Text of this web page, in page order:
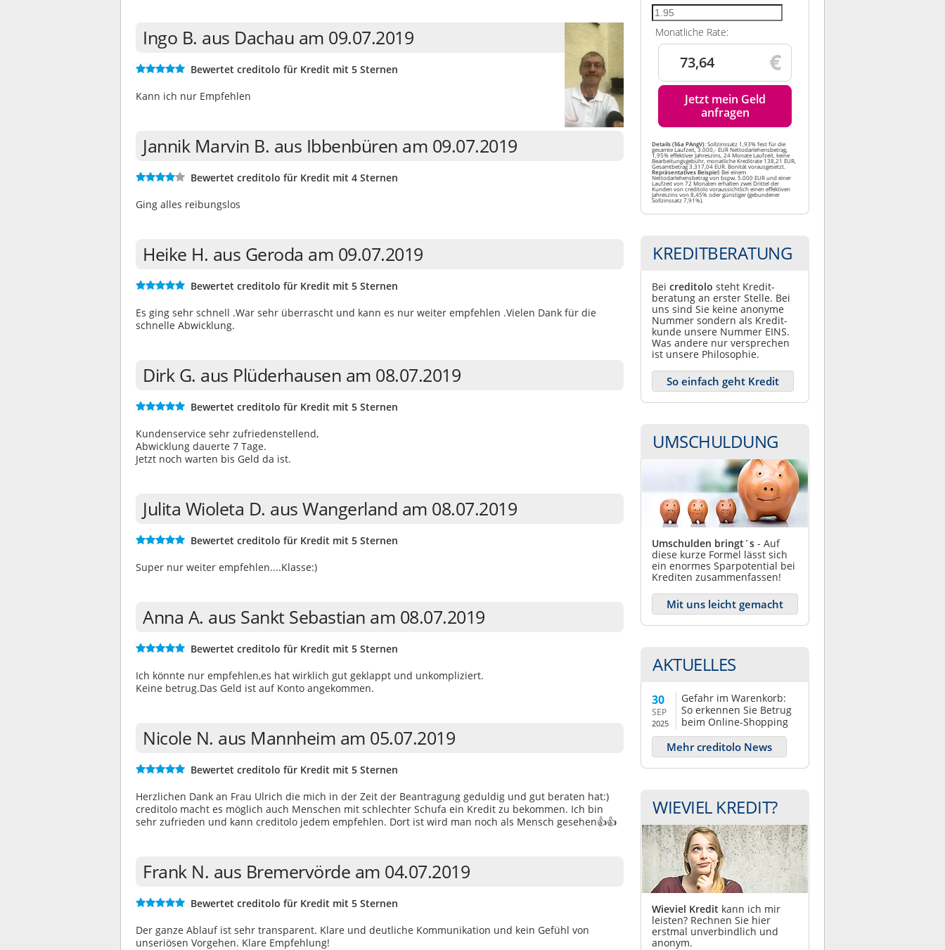
Ingo B. aus Dachau am 09.07.2019
Bewertet creditolo für Kredit mit 5 Sternen
Kann ich nur Empfehlen
Jannik Marvin B. aus Ibbenbüren am 09.07.2019
Bewertet creditolo für Kredit mit 4 Sternen
Ging alles reibungslos
Heike H. aus Geroda am 09.07.2019
Bewertet creditolo für Kredit mit 5 Sternen
Es ging sehr schnell .War sehr überrascht und kann es nur weiter empfehlen .Vielen Dank für die
schnelle Abwicklung.
Dirk G. aus Plüderhausen am 08.07.2019
Bewertet creditolo für Kredit mit 5 Sternen
Kundenservice sehr zufriedenstellend,
Abwicklung dauerte 7 Tage.
Jetzt noch warten bis Geld da ist.
Julita Wioleta D. aus Wangerland am 08.07.2019
Bewertet creditolo für Kredit mit 5 Sternen
Super nur weiter empfehlen....Klasse:)
Anna A. aus Sankt Sebastian am 08.07.2019
Bewertet creditolo für Kredit mit 5 Sternen
Ich könnte nur empfehlen,es hat wirklich gut geklappt und unkompliziert.
Keine betrug.Das Geld ist auf Konto angekommen.
Nicole N. aus Mannheim am 05.07.2019
Bewertet creditolo für Kredit mit 5 Sternen
Herzlichen Dank an Frau Ulrich die mich in der Zeit der Beantragung geduldig und gut beraten hat:)
creditolo macht es möglich auch Menschen mit schlechter Schufa ein Kredit zu bekommen. Ich bin
sehr zufrieden und kann creditolo jedem empfehlen. Dort ist wird man noch als Mensch gesehen👍👍
Frank N. aus Bremervörde am 04.07.2019
Bewertet creditolo für Kredit mit 5 Sternen
Der ganze Ablauf ist sehr transparent. Klare und deutliche Kommunikation und kein Gefühl von
unseriösen Vorgehen. Klare Empfehlung!
Monatliche Rate:
73,64
Jetzt mein Geld
anfragen
Details (§6a PAngV): Sollzinssatz 1,93% fest für die
gesamte Laufzeit, 3.000,- EUR Nettodarlehensbetrag,
1,95% effektiver Jahreszins, 24 Monate Laufzeit, keine
Bearbeitungsgebühr, monatliche Kreditrate 138,21 EUR,
Gesamtbetrag 3.317,04 EUR. Bonität vorausgesetzt.
Repräsentatives Beispiel:Bei einem
Nettodarlehensbetrag von bspw. 5.000 EUR und einer
Laufzeit von 72 Monaten erhalten zwei Drittel der
Kunden von creditolo voraussichtlich einen effektiven
Jahreszins von 8,45% oder günstiger (gebundener
Sollzinssatz 7,91%).
KREDITBERATUNG
Bei creditolo steht Kredit­
beratung an erster Stelle. Bei
uns sind Sie keine anonyme
Nummer sondern als Kredit­
kunde unsere Nummer EINS.
Was andere nur ver­sprechen
ist unsere Philosophie.
So einfach geht Kredit
UMSCHULDUNG
Umschulden bringt´s - Auf
diese kurze Formel lässt sich
ein enormes Sparpotential bei
Krediten zusammenfassen!
Mit uns leicht gemacht
AKTUELLES
30
SEP
2025
Gefahr im Warenkorb:
So erkennen Sie Betrug
beim Online-Shopping
Mehr creditolo News
WIEVIEL KREDIT?
Wieviel Kredit kann ich mir
leisten? Rechnen Sie hier
erstmal unverbindlich und
anonym.